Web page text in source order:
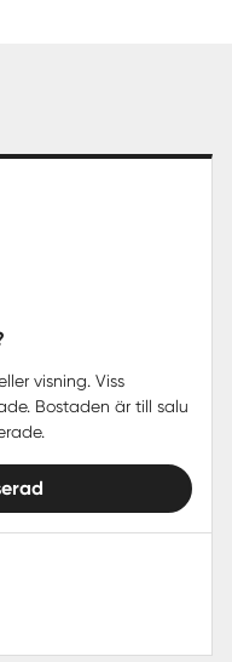
visning. Viss
Bostaden är till salu